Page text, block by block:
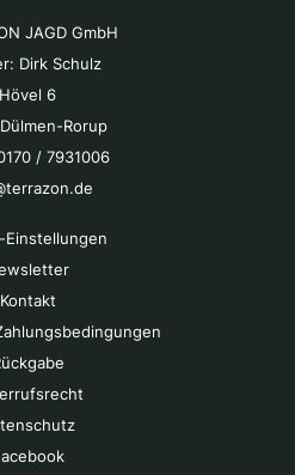
JAGD GmbH
Dirk Schulz
Hövel 6
Rorup
/ 7931006
Einstellungen
Kontakt